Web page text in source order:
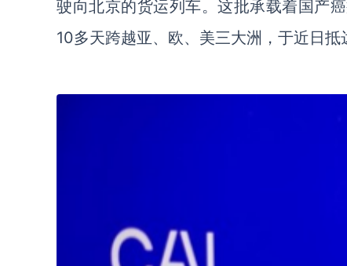
驶向北京的货运列车。这批承载着国产
10多天跨越亚、欧、美三大洲，于近日抵